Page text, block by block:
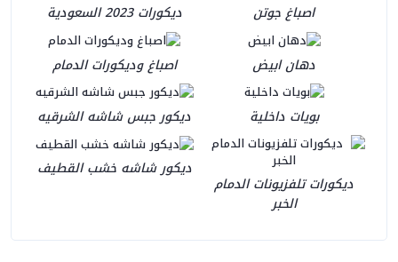
اصباغ جوتن ديكورات 2023 السعودية
دهان ابيض اصباغ وديكورات الدمام
بويات داخلية ديكور جبس شاشه الشرقيه
ديكورات تلفزيونات الدمام
الخبر
ديكور شاشه خشب القطيف